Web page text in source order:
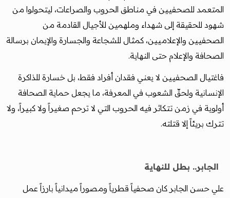
المتعمد للصحفيين في مناطق الحروب والصراعات، ليتحولوا من
شهود للحقيقة إلى شهداء وملهمين للأجيال القادمة من
الصحفيين والإعلاميين، كمثال للشجاعة والجسارة والإيمان برسالة
الصحافة والإعلام حتى النهاية.
فاغتيال الصحفيين لا يعني فقدان أفراد فقط، بل خسارة للذاكرة
الإنسانية ولحقّ الشعوب في المعرفة، ما يجعل حماية الصحافة
أولوية في زمن تتكاثر فيه الحروب التي لا ترحم صغيراً ولا كبيراً، ولا
تترك بريئاً إلا قتلته.
الجابر.. بطل للنهاية
علي حسن الجابر كان صحفياً قطرياً ومصوراً ميدانياً بارزاً عمل